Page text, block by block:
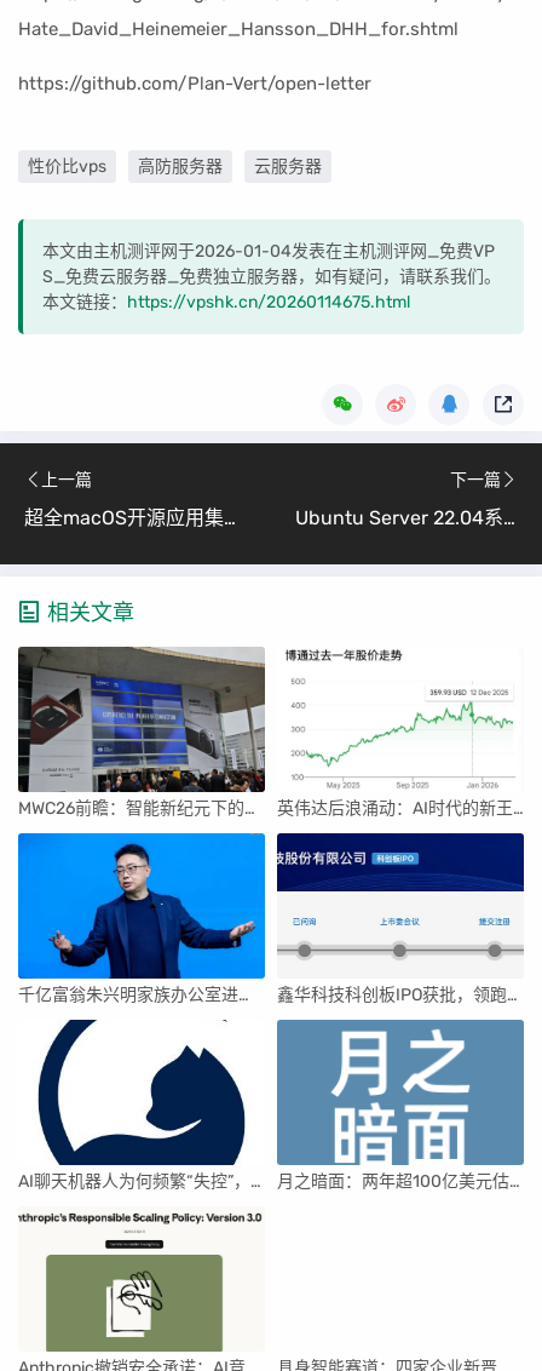
Hate_David_Heinemeier_Hansson_DHH_for.shtml
https://github.com/Plan-Vert/open-letter
性价比vps 高防服务器 云服务器
本文由主机测评网于2026-01-04发表在主机测评网_免费VP
S_免费云服务器_免费独立服务器，如有疑问，请联系我们。
本文链接： https://vpshk.cn/20260114675.html
上一篇
超全macOS开源应用集合使用指南（副标题：serhii-londar开源项目详解）
下一篇
Ubuntu Server 22.04系统安装NVIDIA RTX PRO 6000 Blackwell工作站驱动
相关文章
MWC26前瞻：智能新纪元下的科技盛宴 英伟达后浪涌动：AI时代的新王者与隐忧
千亿富翁朱兴明家族办公室进军VC圈 鑫华科技科创板IPO获批，领跑国内半导体材料市场
AI聊天机器人为何频繁“失控”，背后原因及解决方案解析 月之暗面：两年超100亿美元估值，K2.5引领AI新纪元